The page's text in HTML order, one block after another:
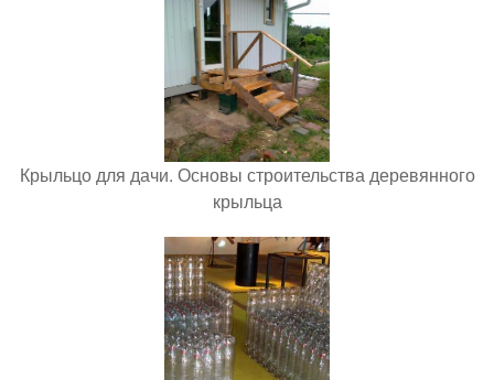
Крыльцо для дачи. Основы строительства деревянного
крыльца